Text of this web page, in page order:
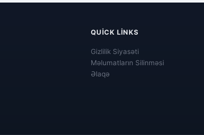
QUICK LINKS
Gizlilik Siyasəti
Məlumatların Silinməsi
Əlaqə